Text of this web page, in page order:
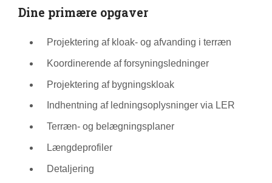
Dine primære opgaver
Projektering af kloak- og afvanding i terræn
Koordinerende af forsyningsledninger
Projektering af bygningskloak
Indhentning af ledningsoplysninger via LER
Terræn- og belægningsplaner
Længdeprofiler
Detaljering